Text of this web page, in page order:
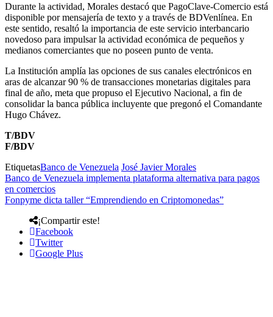
Durante la actividad, Morales destacó que PagoClave-Comercio está
disponible por mensajería de texto y a través de BDVenlínea. En
este sentido, resaltó la importancia de este servicio interbancario
novedoso para impulsar la actividad económica de pequeños y
medianos comerciantes que no poseen punto de venta.
La Institución amplía las opciones de sus canales electrónicos en
aras de alcanzar 90 % de transacciones monetarias digitales para
final de año, meta que propuso el Ejecutivo Nacional, a fin de
consolidar la banca pública incluyente que pregonó el Comandante
Hugo Chávez.
T/BDV
F/BDV
EtiquetasBanco de Venezuela José Javier Morales
Banco de Venezuela implementa plataforma alternativa para pagos
en comercios
Fonpyme dicta taller “Emprendiendo en Criptomonedas”
¡Compartir este!
Facebook
Twitter
Google Plus